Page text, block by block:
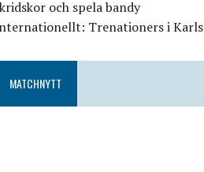
och spela bandy
Trenationers i
MATCHNYTT